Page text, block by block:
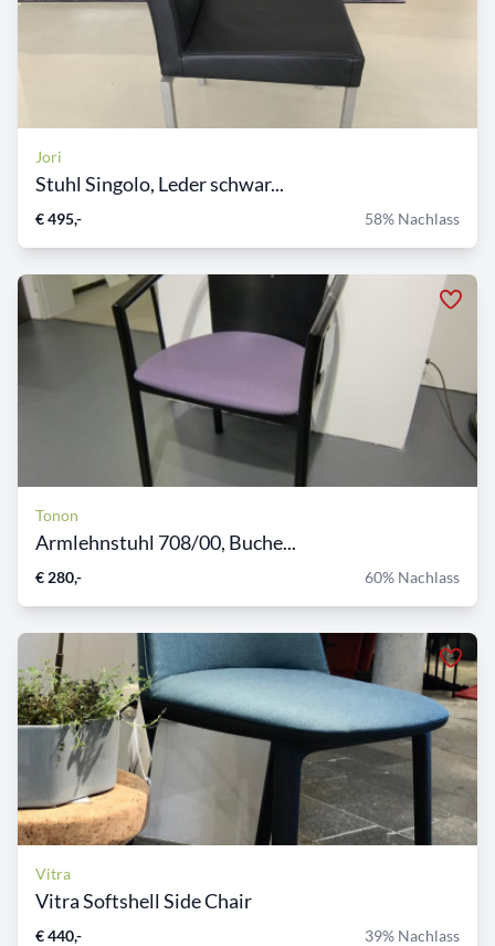
Jori
Stuhl Singolo, Leder schwar...
€ 495,- 58% Nachlass
Tonon
Armlehnstuhl 708/00, Buche...
€ 280,- 60% Nachlass
Vitra
Vitra Softshell Side Chair
€ 440,- 39% Nachlass